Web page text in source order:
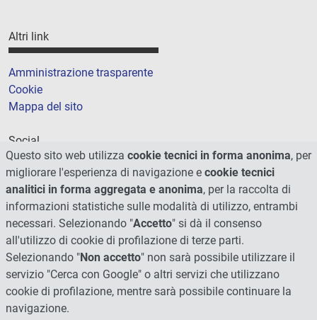
Altri link
Amministrazione trasparente
Cookie
Mappa del sito
Social
Questo sito web utilizza cookie tecnici in forma anonima, per
migliorare l'esperienza di navigazione e cookie tecnici
analitici in forma aggregata e anonima, per la raccolta di
informazioni statistiche sulle modalità di utilizzo, entrambi
necessari. Selezionando "Accetto" si dà il consenso
all'utilizzo di cookie di profilazione di terze parti.
Selezionando "Non accetto" non sarà possibile utilizzare il
servizio "Cerca con Google" o altri servizi che utilizzano
cookie di profilazione, mentre sarà possibile continuare la
navigazione.